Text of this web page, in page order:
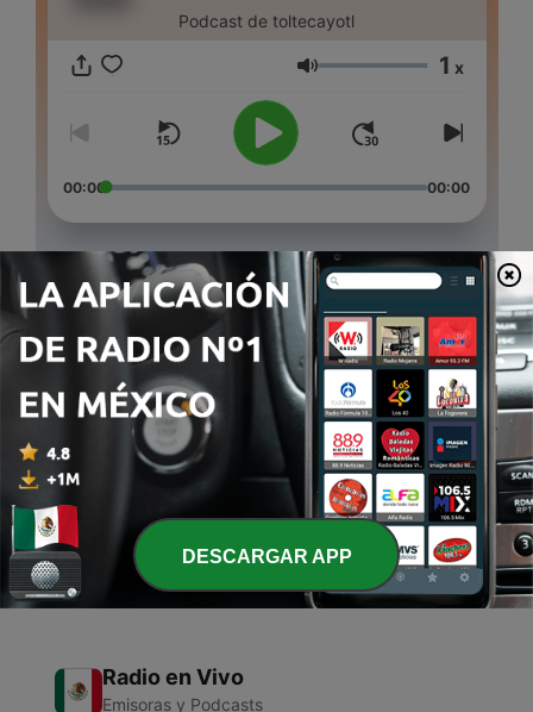
Podcast de toltecayotl
Volumen 1 x
00:00 00:00
Episodios
3 - Episodio 01: Introducción
Mon, 6 May 2019 10:30:00 +0000
2 - Episodio 02: Portal de Toltecáyotl
15 mayo 2019
1 - Episodio 03: La conquista de México
27 mayo 2019
Radio en Vivo
Emisoras y Podcasts
DESCARGAR APP